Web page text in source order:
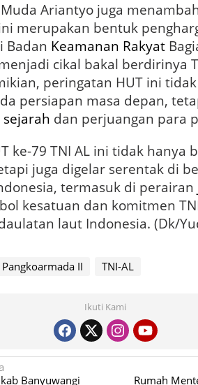
Ariantyo juga
merupakan bentuk
Badan Keamanan Rakyat
cikal bakal berdirinya
peringatan HUT ini
persiapan masa depan,
sejarah dan perjuangan para
ke-79 TNI AL ini tidak hanya
juga digelar serentak di
termasuk di perairan
kesatuan dan komitmen
laut Indonesia. (Dk/
Pangkoarmada II TNI-AL
Ikuti Kami
Banyuwangi
Rumah